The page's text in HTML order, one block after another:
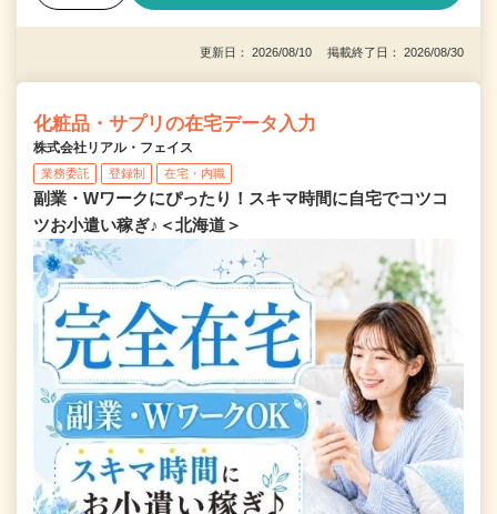
更新日： 2026/08/10 掲載終了日： 2026/08/30
化粧品・サプリの在宅データ入力
株式会社リアル・フェイス
業務委託 登録制 在宅・内職
副業・Wワークにぴったり！スキマ時間に自宅でコツコ
ツお小遣い稼ぎ♪＜北海道＞